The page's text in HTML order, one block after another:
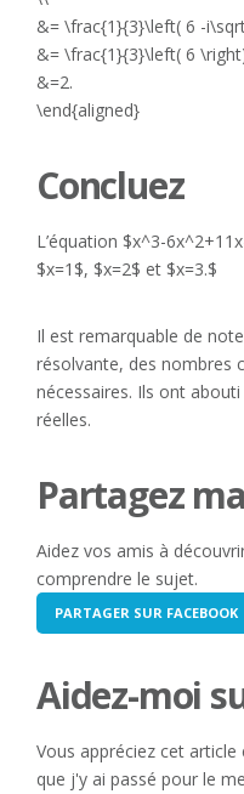
&= \frac{1}{3}\left( 6 -
&= \frac{1}{3}\left( 6
&=2.
\end{aligned}
Concluez
L’équation $x^3-
$x=1$, $x=2$ et $x=3.$
Il est remarquable de
résolvante, des nombres
nécessaires. Ils ont
réelles.
Partagez
Aidez vos amis à
comprendre le sujet.
PARTAGER SUR FACEBOOK
Aidez-moi
Vous appréciez cet
que j'y ai passé pour le